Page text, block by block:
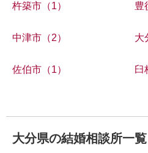
杵築市（1） 豊
中津市（2） 大
佐伯市（1） 臼
大分県の結婚相談所一覧